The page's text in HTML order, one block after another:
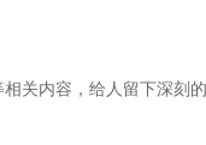
关内容，给人留下深刻